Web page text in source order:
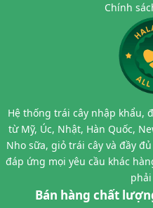
Chính
Hệ thống trái cây nhập khẩu,
từ Mỹ, Úc, Nhật, Hàn Quốc,
Nho sữa, giỏ trái cây và đầy
đáp ứng mọi yêu cầu khác
Bán hàng chất